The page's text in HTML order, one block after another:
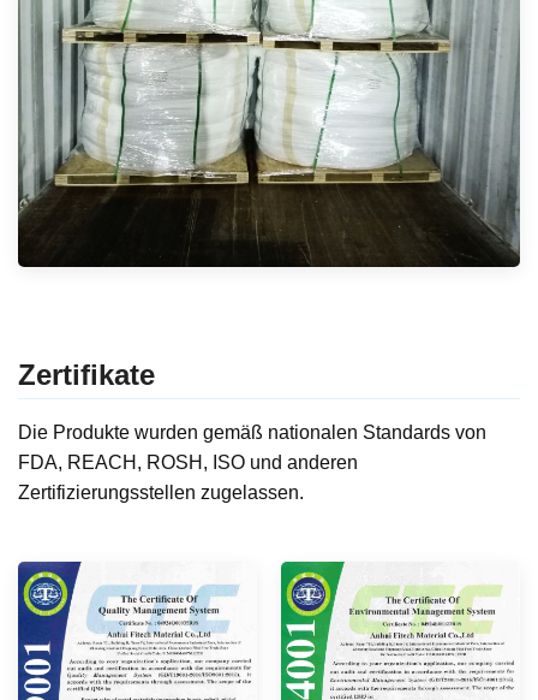
Zertifikate
Die Produkte wurden gemäß nationalen Standards von
FDA, REACH, ROSH, ISO und anderen
Zertifizierungsstellen zugelassen.